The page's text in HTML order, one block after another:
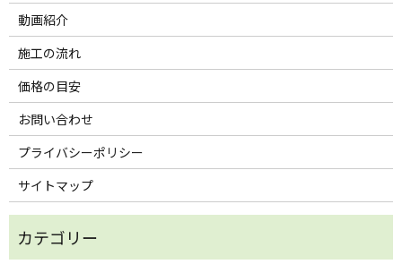
動画紹介
施工の流れ
価格の目安
お問い合わせ
プライバシーポリシー
サイトマップ